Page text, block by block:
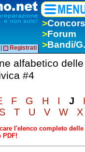
>
>Forum
>Bandi/
Registrati
alfabetico
#4
F G H I J
S T U V W X
l'elenco completo
PDF!